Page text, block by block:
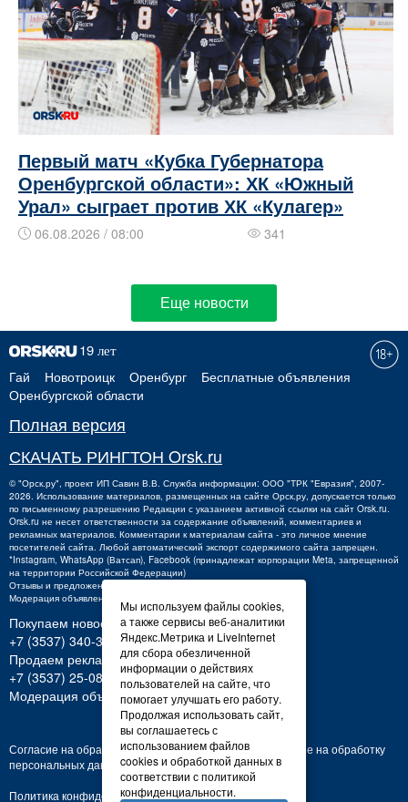
Первый матч «Кубка Губернатора
Оренбургской области»: ХК «Южный
Урал» сыграет против ХК «Кулагер»
06.08.2026 / 08:00 341
Еще новости
Гай Новотроицк Оренбург
Бесплатные объявления
Оренбургской области
Полная версия
СКАЧАТЬ РИНГТОН Orsk.ru
©"Орск.ру", проект ИП Савин В.В. Служба информации: ООО "ТРК "Евразия", 2007-
2026. Использование материалов, размещенных на сайте Орск.ру, допускается только
по письменному разрешению Редакции с указанием активной ссылки на сайт Orsk.ru.
Orsk.ru не несет ответственности за содержание объявлений, комментариев и
рекламных материалов. Комментарии к материалам сайта - это личное мнение
посетителей сайта. Любой автоматический экспорт содержимого сайта запрещен.
*Instagram, WhatsApp (Ватсап), Facebook (принадлежат корпорации Meta, запрещенной
на территории Российской Федерации)
Отзывы и предложения о работе портала:
Модерация объявлений +7 (3537) 32-71-28
Покупаем новости:
+7 (3537) 340-300,340300@orsk.ru
Продаем рекламу:
+7 (3537) 25-08-07;250807@orsk.ru
Модерация объявлений: +7 (3537) 32-71-28
Согласие на обработку персональных данных
Согласие на обработку
персональных данных
Политика конфиденциальности
Мы используем файлы cookies,
а также сервисы веб-аналитики
Яндекс.Метрика и LiveInternet
для сбора обезличенной
информации о действиях
пользователей на сайте, что
помогает улучшать его работу.
Продолжая использовать сайт,
вы соглашаетесь с
использованием файлов
cookies и обработкой данных в
соответствии с политикой
конфиденциальности.